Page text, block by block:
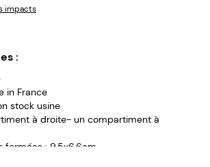
impacts
:
in France
stock usine
à droite- un compartiment à
fermées : 9,5x6,6cm
couleur une position incluse